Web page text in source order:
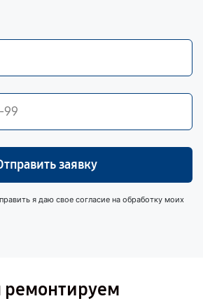
заявку
я даю свое согласие на обработку моих